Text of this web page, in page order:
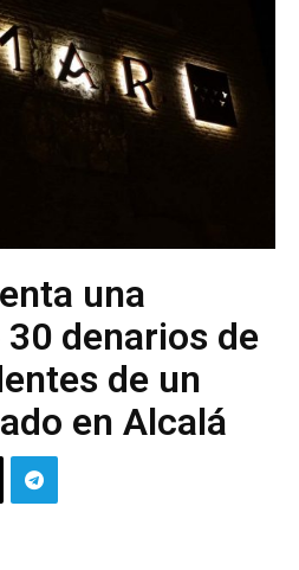
una
denarios de
de un
en Alcalá